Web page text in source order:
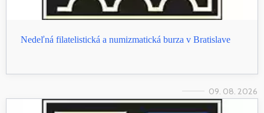
Nedeľná filatelistická a numizmatická burza v Bratislave
09. 08. 2026